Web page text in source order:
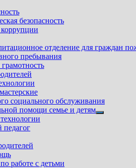
безопасность
отделение для граждан
пребывания
социального обслуживания
помощи семье и детям
Показать
работе с детьми